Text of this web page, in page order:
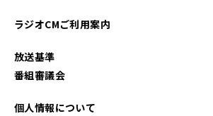
ラジオCMご利用案内
放送基準
番組審議会
個人情報について